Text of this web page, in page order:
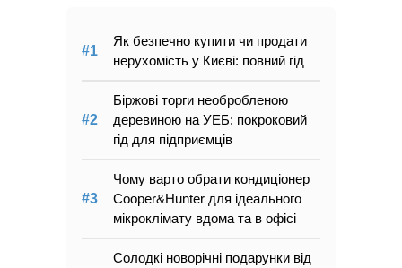
Як безпечно купити чи продати
нерухомість у Києві: повний гід
Біржові торги необробленою
деревиною на УЕБ: покроковий
гід для підприємців
Чому варто обрати кондиціонер
Cooper&Hunter для ідеального
мікроклімату вдома та в офісі
Солодкі новорічні подарунки від